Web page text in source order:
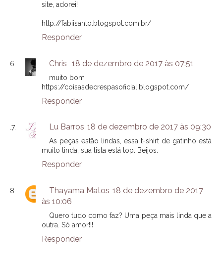
site, adorei!
http://fabiisanto.blogspot.com.br/
Responder
Chris 18 de dezembro de 2017 às 07:51
muito bom
https://coisasdecrespasoficial.blogspot.com/
Responder
Lu Barros 18 de dezembro de 2017 às 09:30
As peças estão lindas, essa t-shirt de gatinho está
muito linda, sua lista está top. Beijos.
Responder
Thayama Matos 18 de dezembro de 2017
às 10:06
Quero tudo como faz? Uma peça mais linda que a
outra. Só amor!!!
Responder